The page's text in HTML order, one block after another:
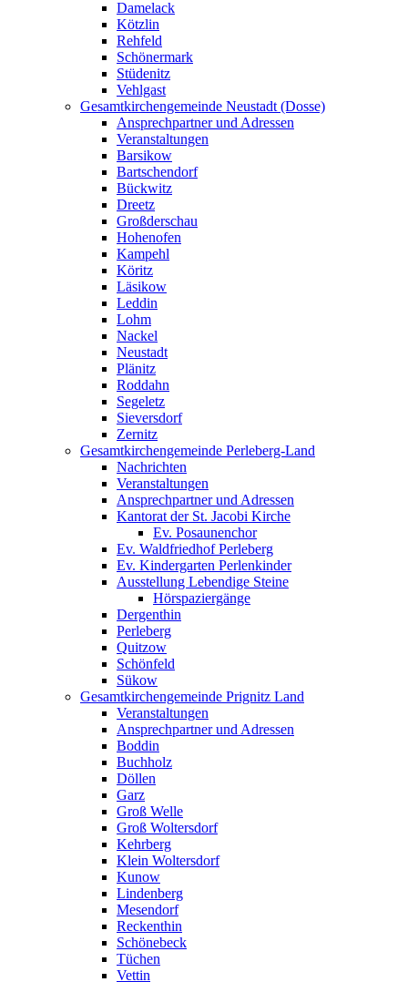
Damelack
Kötzlin
Rehfeld
Schönermark
Stüdenitz
Vehlgast
Gesamtkirchengemeinde Neustadt (Dosse)
Ansprechpartner und Adressen
Veranstaltungen
Barsikow
Bartschendorf
Bückwitz
Dreetz
Großderschau
Hohenofen
Kampehl
Köritz
Läsikow
Leddin
Lohm
Nackel
Neustadt
Plänitz
Roddahn
Segeletz
Sieversdorf
Zernitz
Gesamtkirchengemeinde Perleberg-Land
Nachrichten
Veranstaltungen
Ansprechpartner und Adressen
Kantorat der St. Jacobi Kirche
Ev. Posaunenchor
Ev. Waldfriedhof Perleberg
Ev. Kindergarten Perlenkinder
Ausstellung Lebendige Steine
Hörspaziergänge
Dergenthin
Perleberg
Quitzow
Schönfeld
Sükow
Gesamtkirchengemeinde Prignitz Land
Veranstaltungen
Ansprechpartner und Adressen
Boddin
Buchholz
Döllen
Garz
Groß Welle
Groß Woltersdorf
Kehrberg
Klein Woltersdorf
Kunow
Lindenberg
Mesendorf
Reckenthin
Schönebeck
Tüchen
Vettin